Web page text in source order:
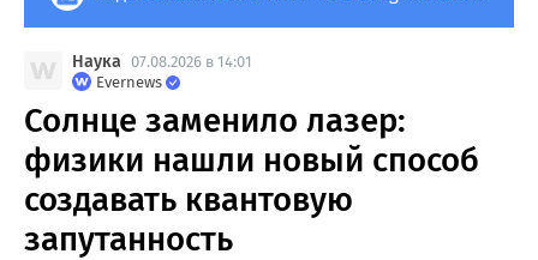
Наука 07.08.2026 в 14:01
Evernews
Солнце заменило лазер:
физики нашли новый способ
создавать квантовую
запутанность